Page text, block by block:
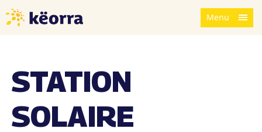
Menu
STATION
SOLAIRE